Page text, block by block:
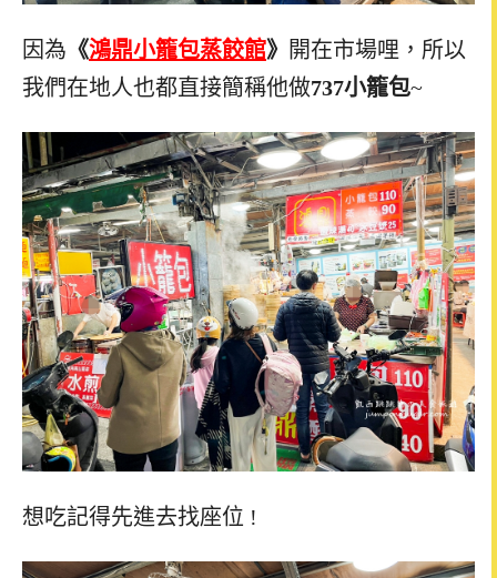
因為 《鴻鼎小籠包蒸餃館》 開在市場哩，所以
我們在地人也都直接簡稱他做737小籠包~
想吃記得先進去找座位 !